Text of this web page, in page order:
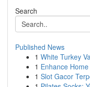
Search
Published News
1 White Turkey
1 Enhance
1 Slot Gacor